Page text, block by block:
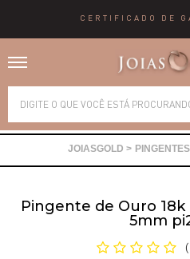
CERTIFICADO DE
PINGENTES
Pingente de Ouro 18k
5mm
(
Alianças
Brincos